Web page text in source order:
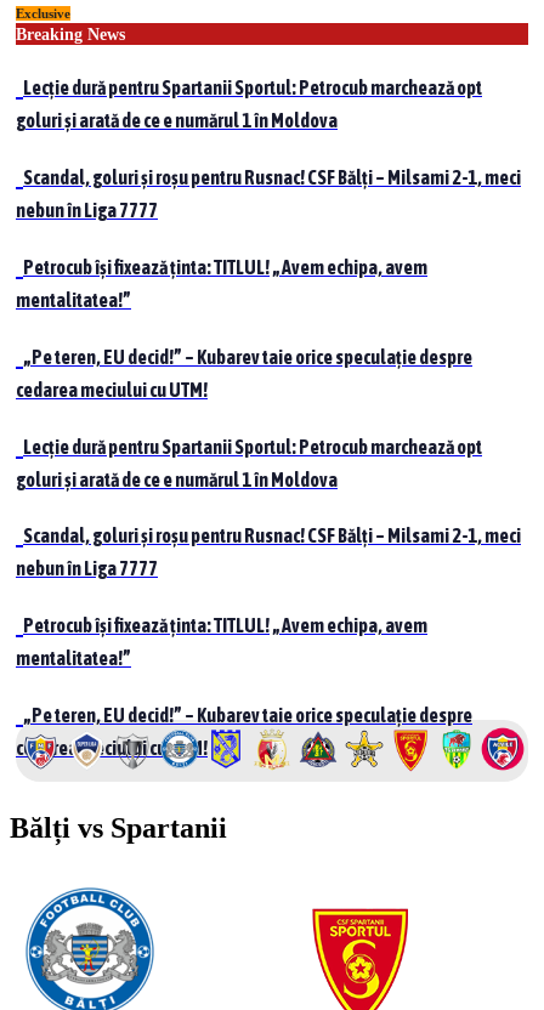
Skip
to
Exclusive
Breaking News
Lecție dură pentru Spartanii Sportul: Petrocub marchează opt
goluri și arată de ce e numărul 1 în Moldova
Scandal, goluri și roșu pentru Rusnac! CSF Bălți – Milsami 2-1, meci
nebun în Liga 7777
Petrocub își fixează ținta: TITLUL! „Avem echipa, avem
mentalitatea!”
„Pe teren, EU decid!” – Kubarev taie orice speculație despre
cedarea meciului cu UTM!
Lecție dură pentru Spartanii Sportul: Petrocub marchează opt
goluri și arată de ce e numărul 1 în Moldova
Scandal, goluri și roșu pentru Rusnac! CSF Bălți – Milsami 2-1, meci
nebun în Liga 7777
Petrocub își fixează ținta: TITLUL! „Avem echipa, avem
mentalitatea!”
„Pe teren, EU decid!” – Kubarev taie orice speculație despre
cedarea meciului cu UTM!
Bălți vs Spartanii